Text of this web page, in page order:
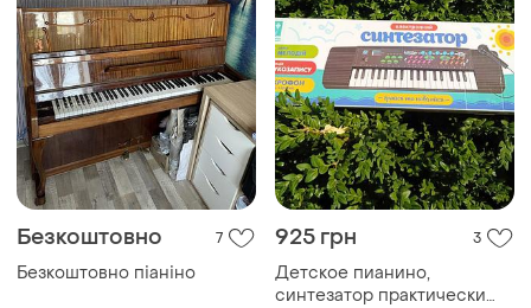
Безкоштовно 7
Безкоштовно піаніно
925 грн 3
Детское пианино,
синтезатор практически